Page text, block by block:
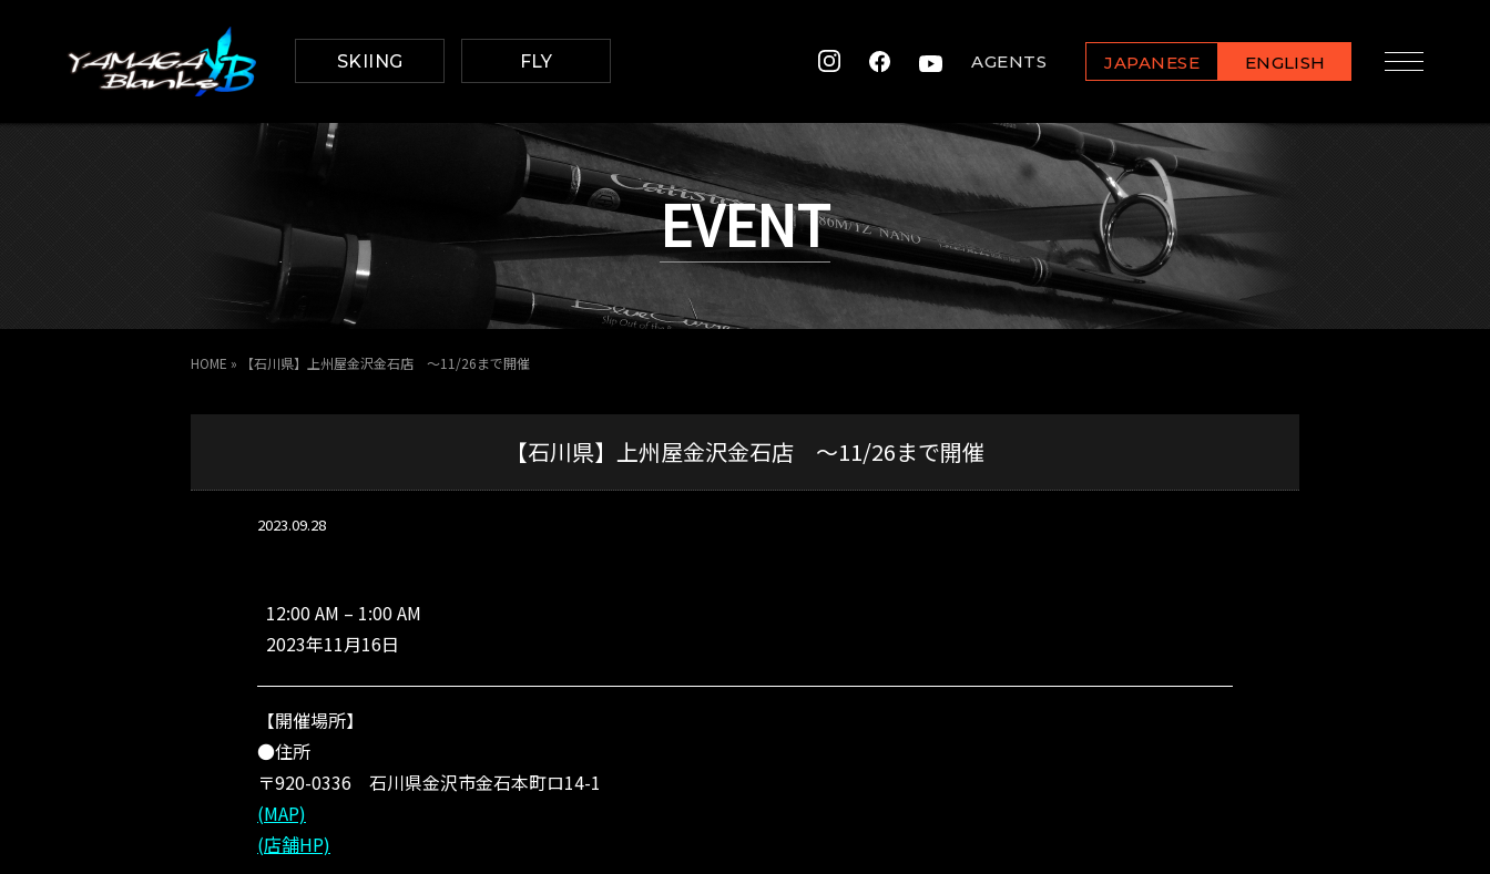
SKIING FLY AGENTS JAPANESE ENGLISH
EVENT
HOME » 【石川県】上州屋金沢金石店 ～11/26まで開催
【石川県】上州屋金沢金石店 ～11/26まで開催
2023.09.28
川
上
沢
石
店
～
1
12:00 AM – 1:00 AM
2023年11月16日
【開催場所】
●住所
〒920-0336 石川県金沢市金石本町ロ14-1
(MAP)
(店舗HP)